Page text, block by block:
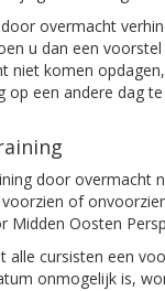
overmacht
u dan een
niet komen
op een andere dag
door overmacht
of
Midden Oosten
alle cursisten een
onmogelijk is,